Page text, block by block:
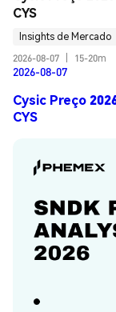
CYS
Insights de Mercado
2026-08-07
15-20m
2026-08-07
Cysic Preço
CYS